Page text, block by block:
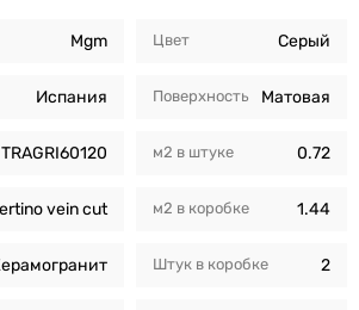
Mgm
Испания
TRAGRI60120
vein cut
Цвет Серый
Поверхность Матовая
м2 в штуке 0.72
м2 в коробкe 1.44
Штук в коробкe 2